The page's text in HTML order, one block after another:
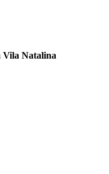
Vila Natalina